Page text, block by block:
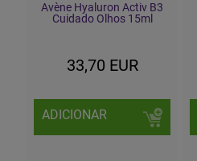
Avène Hyaluron Activ B3
Cuidado Olhos 15ml
33,70 EUR
ADICIONAR